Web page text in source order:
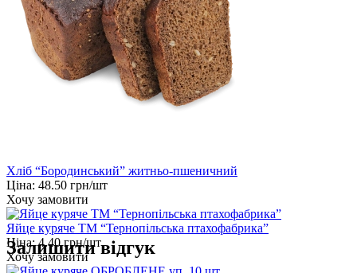
Хліб “Бородинський” житньо-пшеничний
Ціна: 48.50 грн/шт
Хочу замовити
Яйце куряче ТМ “Тернопільська птахофабрика”
Ціна:4.40 грн/шт
Хочу замовити
Залишити відгук